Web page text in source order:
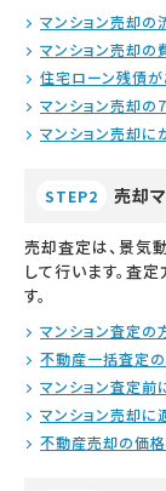
マンション売却の
マンション売却の
住宅ローン残債
マンション売却の
マンション売却に
STEP2 売却
売却査定は、景気
して行います。査
す。
マンション査定の
不動産一括査定の
マンション査定
マンション売却に
不動産売却の価